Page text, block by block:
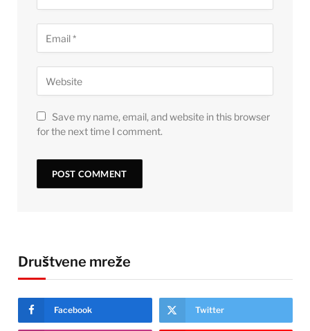
Save my name, email, and website in this browser
for the next time I comment.
Društvene mreže
Facebook Twitter